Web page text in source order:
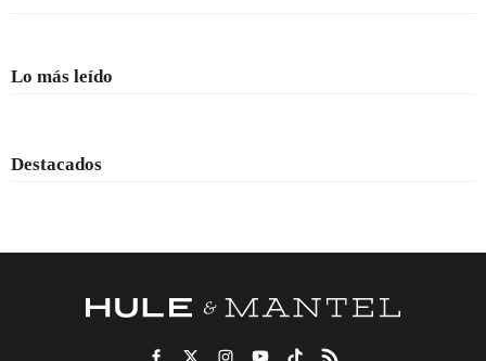
Lo más leído
Destacados